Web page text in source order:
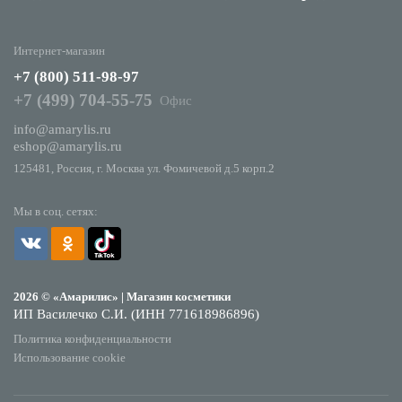
Мы в соц. сетях:
2026 © «Амарилис» | Магазин косметики
ИП Василечко С.И. (ИНН 771618986896)
Политика конфиденциальности
Использование cookie
Интернет-магазин
+7 (800) 511-98-97
+7 (499) 704-55-75
Офис
info@amarylis.ru
eshop@amarylis.ru
125481, Россия, г. Москва ул. Фомичевой д.5 корп.2